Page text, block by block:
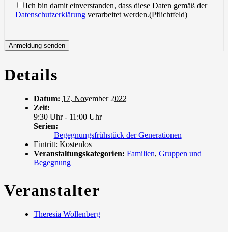
Ich bin damit einverstanden, dass diese Daten gemäß der
Datenschutzerklärung verarbeitet werden.(Pflichtfeld)
Details
Datum: 17. November 2022
Zeit:
9:30 Uhr - 11:00 Uhr
Serien:
Begegnungsfrühstück der Generationen
Eintritt: Kostenlos
Veranstaltungskategorien: Familien, Gruppen und
Begegnung
Veranstalter
Theresia Wollenberg